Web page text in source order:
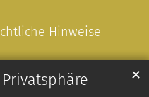
✕
Hinweise